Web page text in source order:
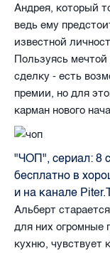
Андрея, который
ведь ему
известной
Пользуясь мечтой
сделку - есть
премии, но для
карман нового
"ЧОП", сериал: 8
бесплатно в
и на канале
Альберт
для них
кухню, чувствует